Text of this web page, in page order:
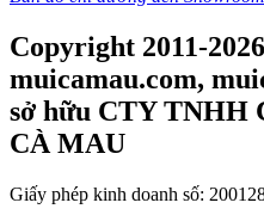
Copyright 2011-
muicamau.com,
sở hữu CTY TNHH
CÀ MAU
Giấy phép kinh doanh số: